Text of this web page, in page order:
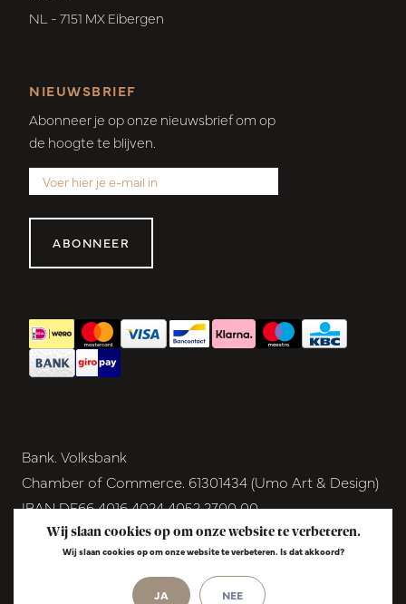
NL - 7151 MX Eibergen
NIEUWSBRIEF
Abonneer je op onze nieuwsbrief om op
de hoogte te blijven.
ABONNEER
Bank. Volksbank
Chamber of Commerce. 61301434 (Umo Art & Design)
IBAN DE66 4016 4024 4052 2700 00
BIC GENODEM1GRN
VAT NL854291040B01
© Copyright 2026 - Umo Art & Design |
Wij slaan cookies op om onze website te verbeteren.
Wij slaan cookies op om onze website te verbeteren. Is dat akkoord?
JA NEE